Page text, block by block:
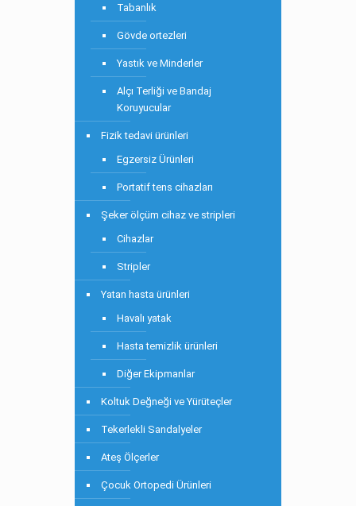
Tabanlık
Gövde ortezleri
Yastık ve Minderler
Alçı Terliği ve Bandaj
Koruyucular
Fizik tedavi ürünleri
Egzersiz Ürünleri
Portatif tens cihazları
Şeker ölçüm cihaz ve stripleri
Cihazlar
Stripler
Yatan hasta ürünleri
Havalı yatak
Hasta temizlik ürünleri
Diğer Ekipmanlar
Koltuk Değneği ve Yürüteçler
Tekerlekli Sandalyeler
Ateş Ölçerler
Çocuk Ortopedi Ürünleri